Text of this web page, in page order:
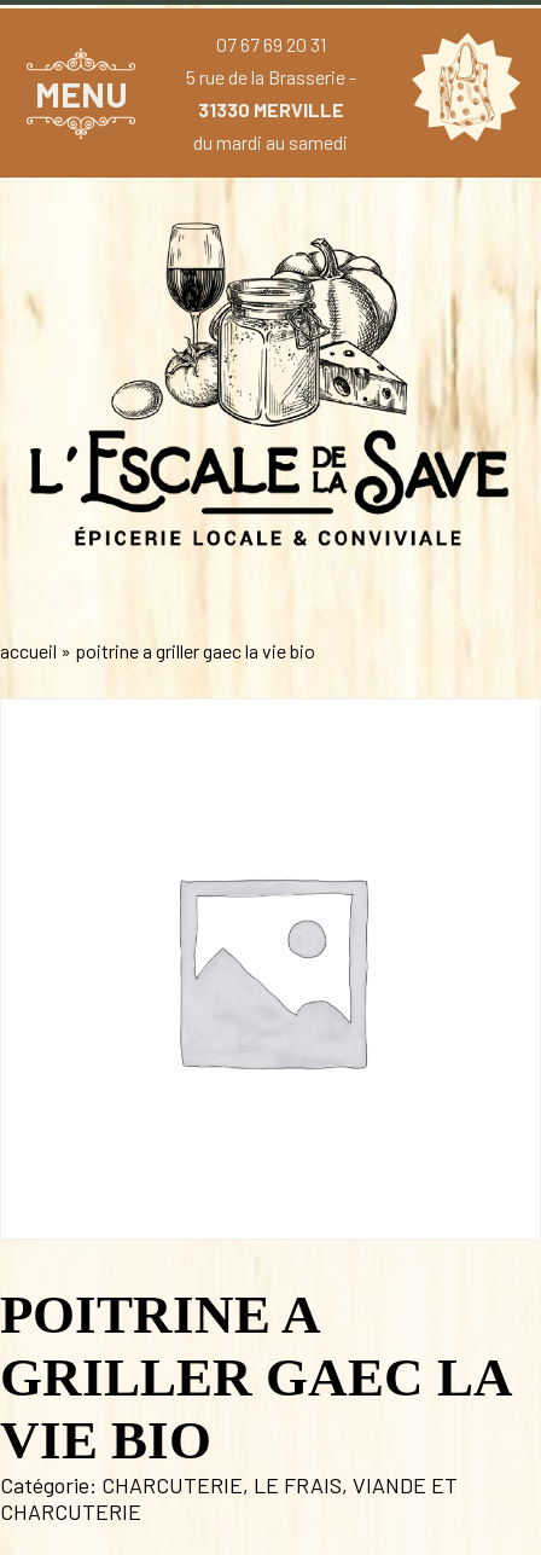
MENU
07 67 69 20 31
5 rue de la Brasserie -
31330 MERVILLE
du mardi au samedi
accueil » poitrine a griller gaec la vie bio
POITRINE A
GRILLER GAEC LA
VIE BIO
Catégorie: CHARCUTERIE, LE FRAIS, VIANDE ET
CHARCUTERIE